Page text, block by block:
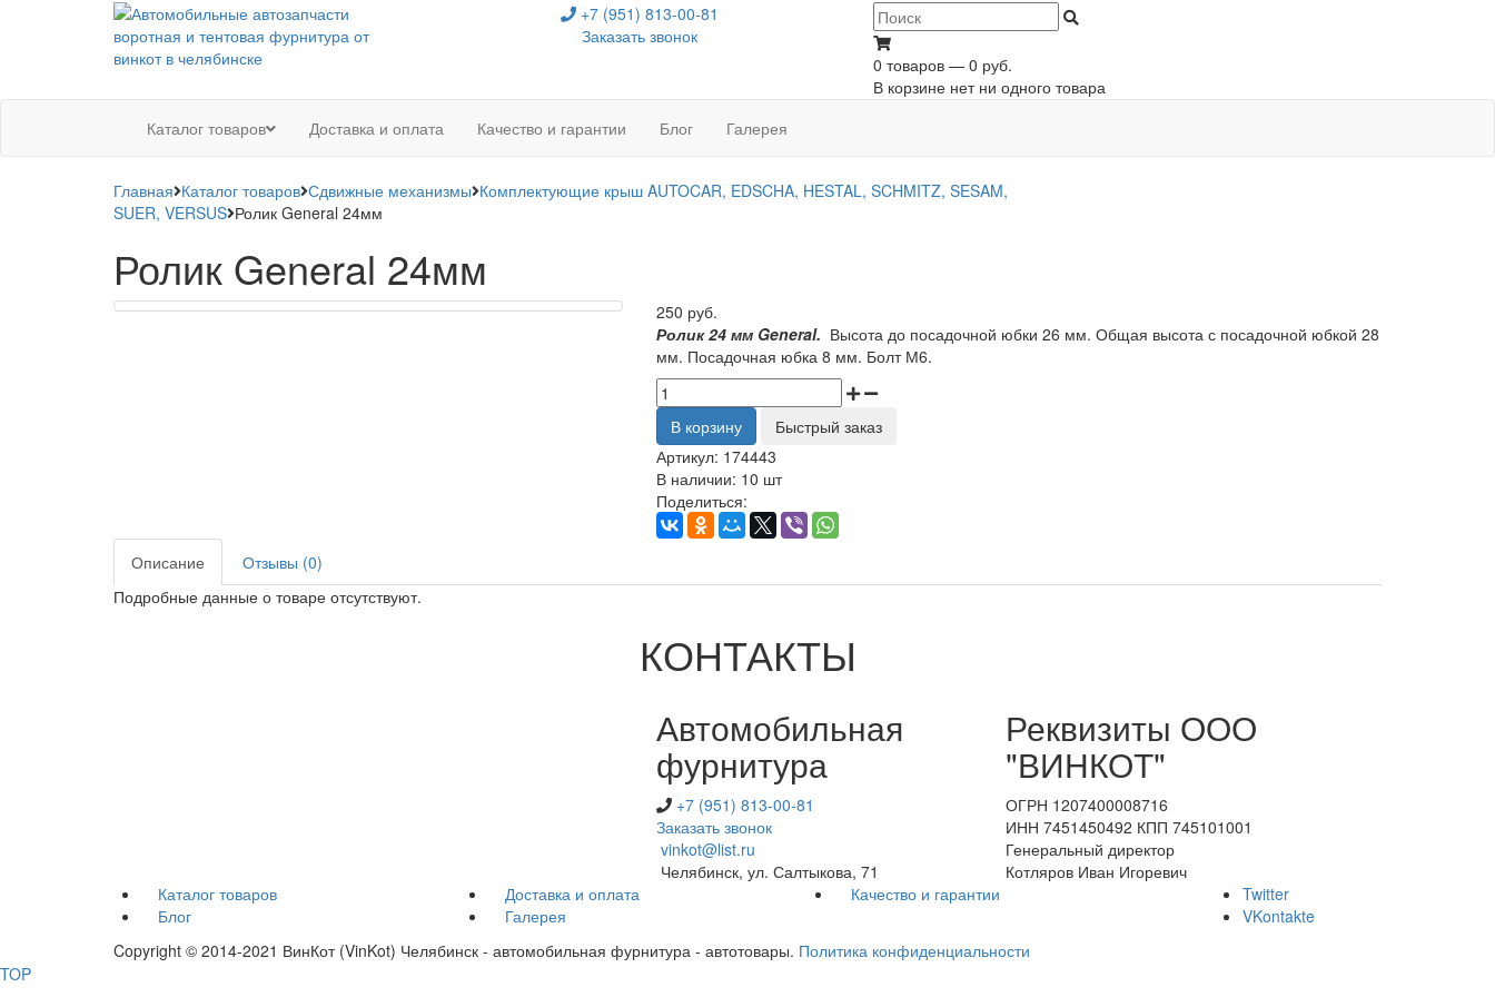
+7 (951) 813-00-81
Заказать звонок
0 товаров — 0 руб.
В корзине нет ни одного товара
Каталог товаров
Доставка и оплата Качество и гарантии Блог Галерея
Главная Каталог товаров Сдвижные механизмы Комплектующие крыш AUTOCAR, EDSCHA, HESTAL, SCHMITZ, SESAM,
SUER, VERSUS Ролик General 24мм
Ролик General 24мм
250 руб.
Ролик 24 мм General. Высота до посадочной юбки 26 мм. Общая высота с посадочной юбкой 28
мм. Посадочная юбка 8 мм. Болт М6.
В корзину
Быстрый заказ
Артикул: 174443
В наличии: 10 шт
Поделиться:
Описание
Отзывы (0)
Подробные данные о товаре отсутствуют.
КОНТАКТЫ
Автомобильная
фурнитура
+7 (951) 813-00-81
Заказать звонок
vinkot@list.ru
Челябинск, ул. Салтыкова, 71
Реквизиты ООО
"ВИНКОТ"
ОГРН 1207400008716
ИНН 7451450492 КПП 745101001
Генеральный директор
Котляров Иван Игоревич
Каталог товаров
Доставка и оплата
Качество и гарантии
Блог
Галерея
Twitter
VKontakte
Copyright © 2014-2021 ВинКот (VinKot) Челябинск - автомобильная фурнитура - автотовары. Политика конфиденциальности
TOP